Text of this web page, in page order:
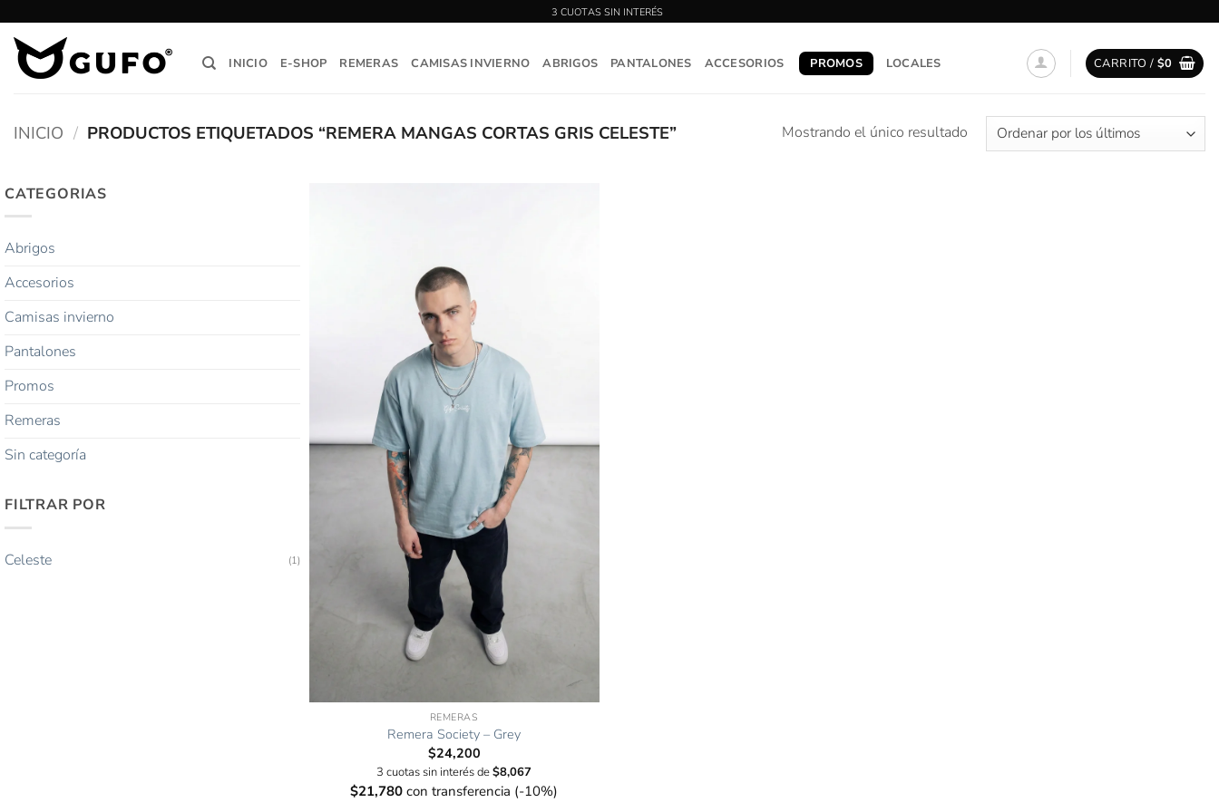
contenido
INICIO E-SHOP REMERAS CAMISAS INVIERNO ABRIGOS PANTALONES ACCESORIOS PROMOS LOCALES CARRITO / $0
INICIO / PRODUCTOS ETIQUETADOS “REMERA MANGAS CORTAS GRIS CELESTE” Mostrando el único resultado
CATEGORIAS
Abrigos
Accesorios
Camisas invierno
Pantalones
Promos
Remeras
Sin categoría
FILTRAR POR
Celeste (1)
REMERAS
Remera Society – Grey
$24,200
3 cuotas sin interés de$8,067
$21,780 con transferencia (-10%)